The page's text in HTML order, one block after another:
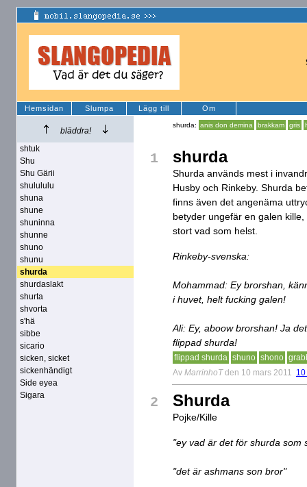
Hemsidan Slumpa Lägg till Om
bläddra!
shtuk
Shu
Shu Gärii
shulululu
shuna
shune
shuninna
shunne
shuno
shunu
shurda
shurdaslakt
shurta
shvorta
s'hä
sibbe
sicario
sicken, sicket
sickenhändigt
Side eyea
Sigara
shurda: anis don demina brakkam gris
1 shurda
Shurda används mest i
Husby och Rinkeby. Shurda
finns även det angenäma
betyder ungefär en galen
stort vad som helst.
Rinkeby-svenska:
Mohammad: Ey brorshan,
i huvet, helt fucking galen!
Ali: Ey, aboow brorshan! Ja
flippad shurda!
flippad shurda shuno shono
Av MarrinhoT den 10 mars 2011
2 Shurda
Pojke/Kille
"ey vad är det för shurda som
"det är ashmans son bror"